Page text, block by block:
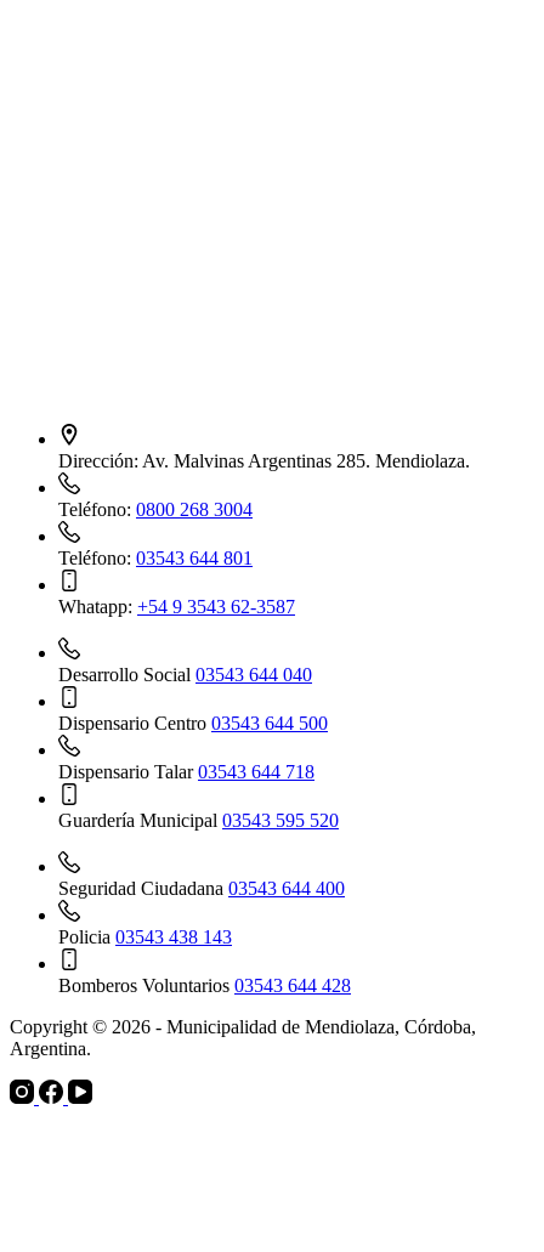
Dirección: Av. Malvinas Argentinas 285. Mendiolaza.
Teléfono: 0800 268 3004
Teléfono: 03543 644 801
Whatapp: +54 9 3543 62-3587
Desarrollo Social 03543 644 040
Dispensario Centro 03543 644 500
Dispensario Talar03543 644 718
Guardería Municipal 03543 595 520
Seguridad Ciudadana 03543 644 400
Policia 03543 438 143
Bomberos Voluntarios 03543 644 428
Copyright © 2026 - Municipalidad de Mendiolaza, Córdoba,
Argentina.